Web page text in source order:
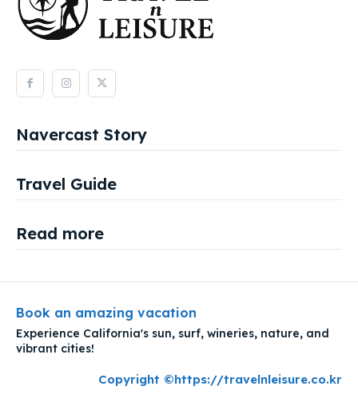
Navercast Story
Travel Guide
Read more
Book an amazing vacation
Experience California's sun, surf, wineries, nature, and
vibrant cities!
Copyright ©https://travelnleisure.co.kr